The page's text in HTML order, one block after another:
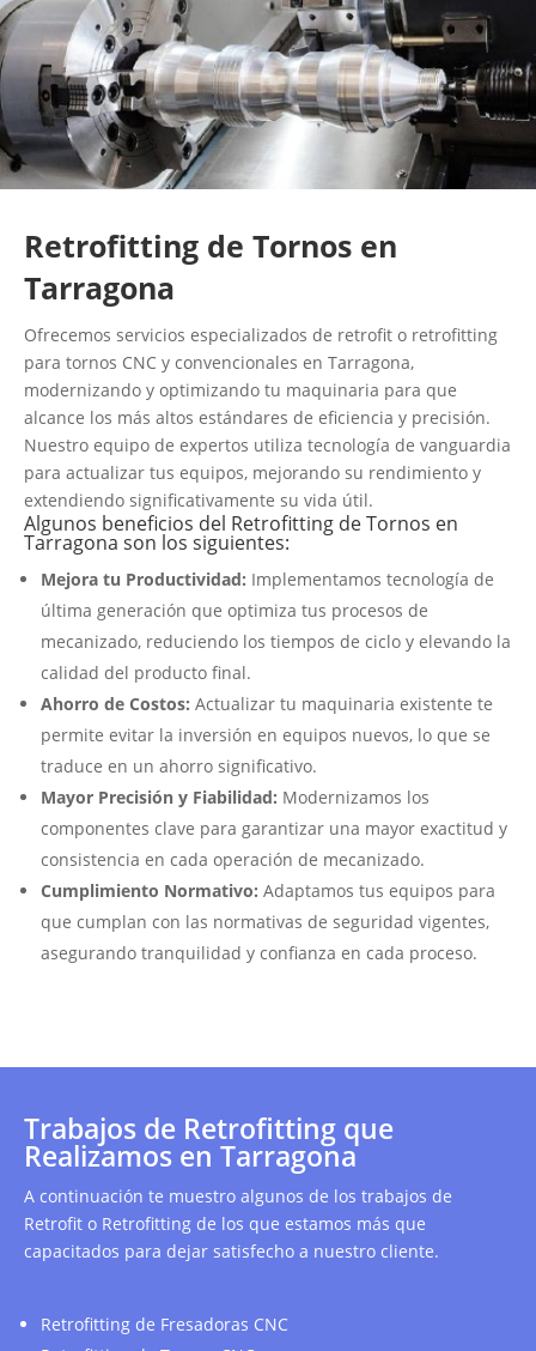
Retrofitting de Tornos en
Tarragona
Ofrecemos servicios especializados de retrofit o retrofitting
para tornos CNC y convencionales en Tarragona,
modernizando y optimizando tu maquinaria para que
alcance los más altos estándares de eficiencia y precisión.
Nuestro equipo de expertos utiliza tecnología de vanguardia
para actualizar tus equipos, mejorando su rendimiento y
extendiendo significativamente su vida útil.
Algunos beneficios del Retrofitting de Tornos en
Tarragona son los siguientes:
Mejora tu Productividad: Implementamos tecnología de
última generación que optimiza tus procesos de
mecanizado, reduciendo los tiempos de ciclo y elevando la
calidad del producto final.
Ahorro de Costos: Actualizar tu maquinaria existente te
permite evitar la inversión en equipos nuevos, lo que se
traduce en un ahorro significativo.
Mayor Precisión y Fiabilidad: Modernizamos los
componentes clave para garantizar una mayor exactitud y
consistencia en cada operación de mecanizado.
Cumplimiento Normativo: Adaptamos tus equipos para
que cumplan con las normativas de seguridad vigentes,
asegurando tranquilidad y confianza en cada proceso.
Trabajos de Retrofitting que
Realizamos en Tarragona
A continuación te muestro algunos de los trabajos de
Retrofit o Retrofitting de los que estamos más que
capacitados para dejar satisfecho a nuestro cliente.
Retrofitting de Fresadoras CNC